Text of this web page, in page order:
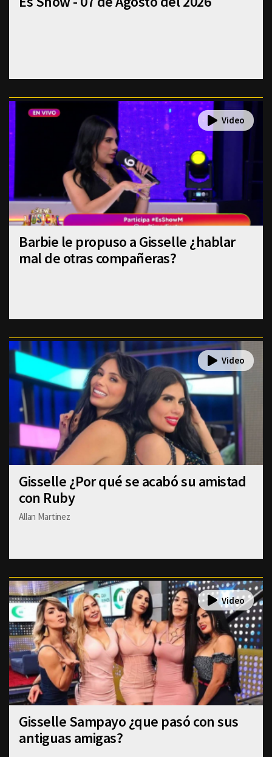
Barbie le propuso a Gisselle ¿hablar
mal de otras compañeras?
Gisselle ¿Por qué se acabó su amistad
con Ruby
Allan Martinez
Gisselle Sampayo ¿que pasó con sus
antiguas amigas?